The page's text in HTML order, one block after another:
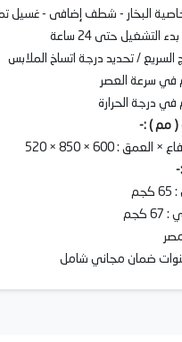
( خاصية البخار - شطف إضافى - غسيل
التشغيل حتى 24 ساعة
السريع / تحديد درجة اتساخ الملابس
في سرعة العصر
في درجة الحرارة
( مم ) :-
: 600 × 850 × 520
كجم